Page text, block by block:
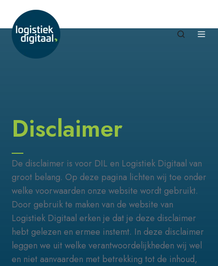
Disclaimer
De disclaimer is voor DIL en Logistiek Digitaal van
groot belang. Op deze pagina lichten wij toe onder
welke voorwaarden onze website wordt gebruikt.
Door gebruik te maken van de website van
Logistiek Digitaal erken je dat je deze disclaimer
hebt gelezen en ermee instemt. In deze disclaimer
leggen we uit welke verantwoordelijkheden wij wel
en niet aanvaarden met betrekking tot de inhoud,